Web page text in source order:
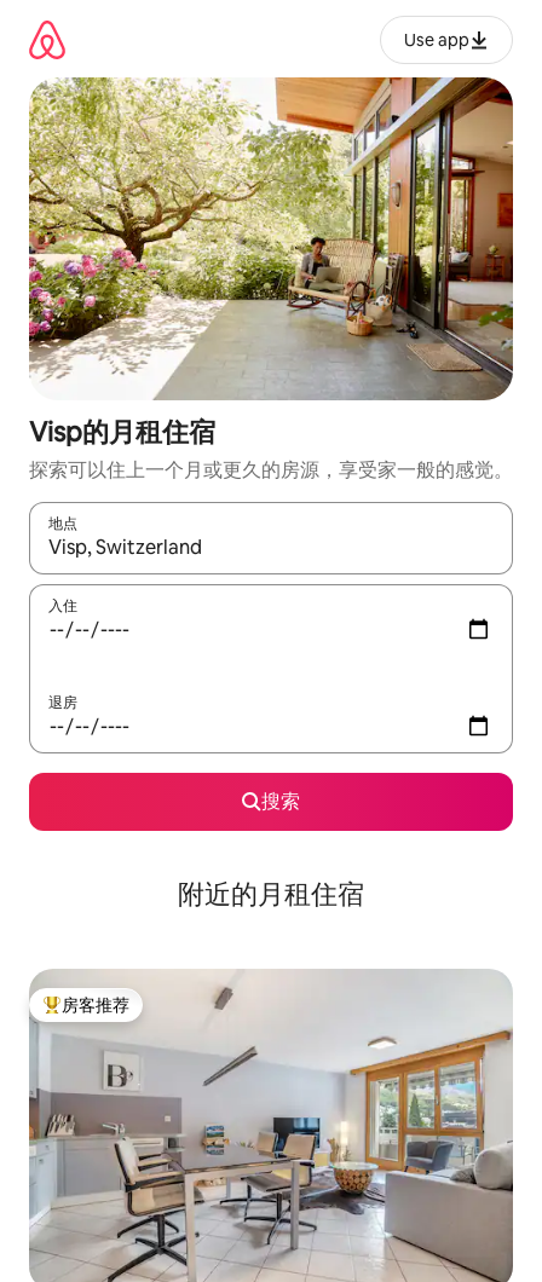
Use app
Visp的月租住宿
探索可以住上一个月或更久的房源，享受家一般的感觉。
地点
如有搜索结果，请使用上下方向键查看，或通过点击或滑动手势
入住
退房
搜索
附近的月租住宿
热门「房客推荐」
房客推荐